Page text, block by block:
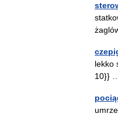
lekko
10}}